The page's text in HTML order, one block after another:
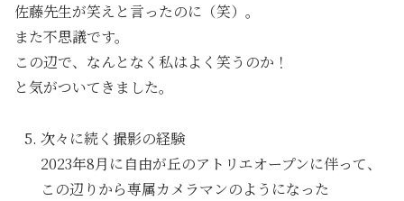
佐藤先生が笑えと言ったのに（笑）。
また不思議です。
この辺で、なんとなく私はよく笑うのか！
と気がついてきました。
次々に続く撮影の経験
2023年8月に自由が丘のアトリエオープンに伴って、
この辺りから専属カメラマンのようになった